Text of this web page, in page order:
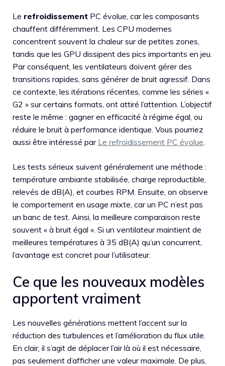
Le refroidissement PC évolue, car les composants
chauffent différemment. Les CPU modernes
concentrent souvent la chaleur sur de petites zones,
tandis que les GPU dissipent des pics importants en jeu.
Par conséquent, les ventilateurs doivent gérer des
transitions rapides, sans générer de bruit agressif. Dans
ce contexte, les itérations récentes, comme les séries «
G2 » sur certains formats, ont attiré l’attention. L’objectif
reste le même : gagner en efficacité à régime égal, ou
réduire le bruit à performance identique. Vous pourriez
aussi être intéressé par Le refroidissement PC évolue
Les tests sérieux suivent généralement une méthode :
température ambiante stabilisée, charge reproductible,
relevés de dB(A), et courbes RPM. Ensuite, on observe
le comportement en usage mixte, car un PC n’est pas
un banc de test. Ainsi, la meilleure comparaison reste
souvent « à bruit égal ». Si un ventilateur maintient de
meilleures températures à 35 dB(A) qu’un concurrent,
l’avantage est concret pour l’utilisateur.
Ce que les nouveaux modèles
apportent vraiment
Les nouvelles générations mettent l’accent sur la
réduction des turbulences et l’amélioration du flux utile.
En clair, il s’agit de déplacer l’air là où il est nécessaire,
pas seulement d’afficher une valeur maximale. De plus,